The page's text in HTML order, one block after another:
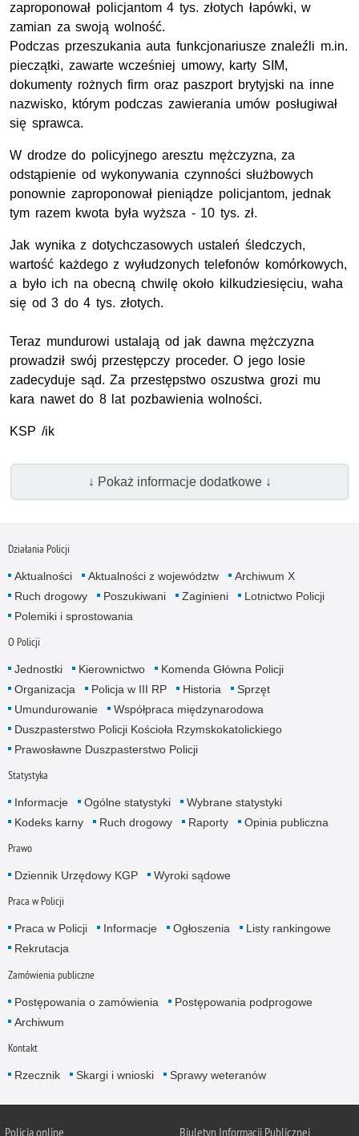
zaproponował policjantom 4 tys. złotych łapówki, w
zamian za swoją wolność.
Podczas przeszukania auta funkcjonariusze znaleźli m.in.
pieczątki, zawarte wcześniej umowy, karty SIM,
dokumenty rożnych firm oraz paszport brytyjski na inne
nazwisko, którym podczas zawierania umów posługiwał
się sprawca.
W drodze do policyjnego aresztu mężczyzna, za
odstąpienie od wykonywania czynności służbowych
ponownie zaproponował pieniądze policjantom, jednak
tym razem kwota była wyższa - 10 tys. zł.
Jak wynika z dotychczasowych ustaleń śledczych,
wartość każdego z wyłudzonych telefonów komórkowych,
a było ich na obecną chwilę około kilkudziesięciu, waha
się od 3 do 4 tys. złotych.
Teraz mundurowi ustalają od jak dawna mężczyzna
prowadził swój przestępczy proceder. O jego losie
zadecyduje sąd. Za przestępstwo oszustwa grozi mu
kara nawet do 8 lat pozbawienia wolności.
KSP /ik
↓ Pokaż informacje dodatkowe ↓
Działania Policji
Aktualności Aktualności z województw
Archiwum X
Ruch drogowy
Poszukiwani Zaginieni
Lotnictwo Policji
Polemiki i sprostowania
O Policji
Jednostki Kierownictwo
Komenda Główna Policji
Organizacja
Policja w III RP Historia
Sprzęt
Umundurowanie
Współpraca międzynarodowa
Duszpasterstwo Policji Kościoła Rzymskokatolickiego
Prawosławne Duszpasterstwo Policji
Statystyka
Informacje Ogólne statystyki
Wybrane statystyki
Kodeks karny
Ruch drogowy Raporty Opinia publiczna
Prawo
Dziennik Urzędowy KGP Wyroki sądowe
Praca w Policji
Praca w Policji Informacje Ogłoszenia
Listy rankingowe
Rekrutacja
Zamówienia publiczne
Postępowania o zamówienia
Postępowania podprogowe
Archiwum
Kontakt
Rzecznik Skargi i wnioski Sprawy weteranów
Policjaonline Biuletyn Informacji Publicznej